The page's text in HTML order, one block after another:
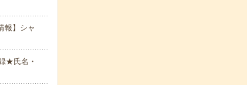
報】シャ
★氏名・